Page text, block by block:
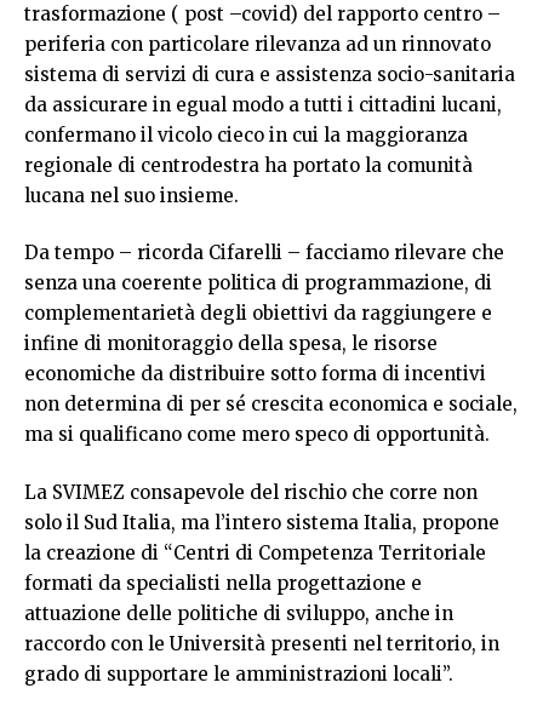
trasformazione ( post –covid) del rapporto centro –
periferia con particolare rilevanza ad un rinnovato
sistema di servizi di cura e assistenza socio-sanitaria
da assicurare in egual modo a tutti i cittadini lucani,
confermano il vicolo cieco in cui la maggioranza
regionale di centrodestra ha portato la comunità
lucana nel suo insieme.
Da tempo – ricorda Cifarelli – facciamo rilevare che
senza una coerente politica di programmazione, di
complementarietà degli obiettivi da raggiungere e
infine di monitoraggio della spesa, le risorse
economiche da distribuire sotto forma di incentivi
non determina di per sé crescita economica e sociale,
ma si qualificano come mero speco di opportunità.
La SVIMEZ consapevole del rischio che corre non
solo il Sud Italia, ma l’intero sistema Italia, propone
la creazione di “Centri di Competenza Territoriale
formati da specialisti nella progettazione e
attuazione delle politiche di sviluppo, anche in
raccordo con le Università presenti nel territorio, in
grado di supportare le amministrazioni locali”.